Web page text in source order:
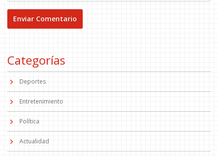
Categorías
Deportes
Entretenimiento
Política
Actualidad